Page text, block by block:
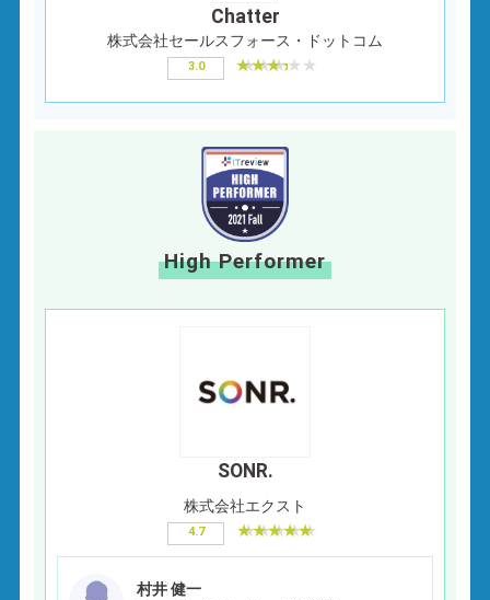
Chatter
株式会社セールスフォース・ドットコム
3.0
High Performer
SONR.
株式会社エクスト
4.7
村井 健一